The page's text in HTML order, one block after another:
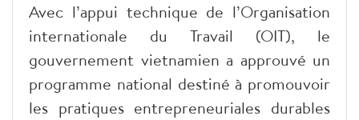
Avec l’appui technique de l’Organisation
internationale du Travail (OIT), le
gouvernement vietnamien a approuvé un
programme national destiné à promouvoir
les pratiques entrepreneuriales durables